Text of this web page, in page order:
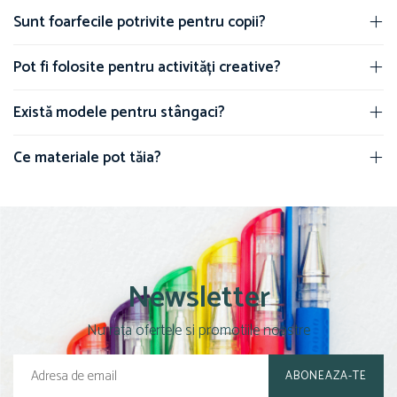
Brush Pen-uri
Creioane cerate
Creioane mecanice
Markere
Organizare și Arhivare
Accesorii de organizare
Sunt foarfecile potrivite pentru copii?
Pot fi folosite pentru activități creative?
Există modele pentru stângaci?
Ce materiale pot tăia?
Newsletter
Nu rata ofertele si promotiile noastre